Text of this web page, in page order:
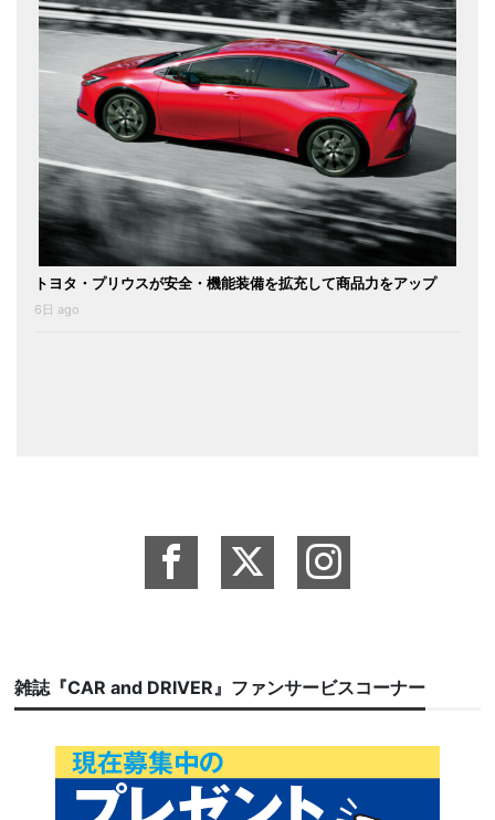
トヨタ・プリウスが安全・機能装備を拡充して商品力をアップ
6日 ago
雑誌『CAR and DRIVER』ファンサービスコーナー